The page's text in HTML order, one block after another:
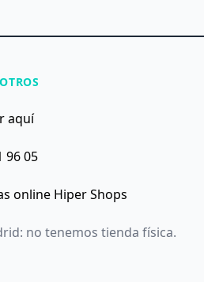
aquí
96 05
online Hiper Shops
no tenemos tienda física.